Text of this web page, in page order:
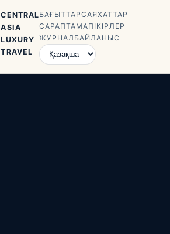
CENTRAL
ASIA
LUXURY
TRAVEL
БАҒЫТТАРСАЯХАТТАР
САРАПТАМАПІКІРЛЕР
ЖУРНАЛ БАЙЛАНЫС